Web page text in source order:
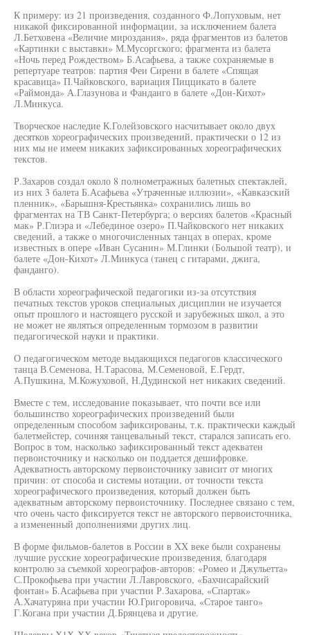
К примеру: из 21 произведения, созданного Ф.Лопуховым, нет
никакой фиксированной информации, за исключением балета
Л.Бетховена «Величие мироздания», ряда фрагментов из балетов
«Картинки с выставки» М.Мусоргского; фрагмента из балета
«Ночь перед Рождеством» Б.Асафьева, а также сохраняемые в
репертуаре театров: партия Феи Сирени в балете «Спящая
красавица» П.Чайковского, вариация Пиццикато в балете
«Раймонда» А.Глазунова и Фанданго в балете «Дон-Кихот»
Л.Минкуса.
Творческое наследие К.Голейзовского насчитывает около двух
десятков хореографических произведений, практически о 12 из
них мы не имеем никаких зафиксированных хореографических
текстов.
Р.Захаров создал около 8 полнометражных балетных спектаклей,
из них 3 балета Б.Асафьева «Утраченные иллюзии», «Кавказский
пленник», «Барышня-Крестьянка» сохранились лишь во
фрагментах на ТВ Санкт-Петербурга; о версиях балетов «Красный
мак» Р.Глиэра и «Лебединое озеро» П.Чайковского нет никаких
сведений, а также о многочисленных танцах в операх, кроме
известных в опере «Иван Сусанин» М.Глинки (Большой театр), и
балете «Дон-Кихот» Л.Минкуса (танец с гитарами, джига,
фанданго).
В области хореографической педагогики из-за отсутствия
печатных текстов уроков специальных дисциплин не изучается
опыт прошлого и настоящего русской и зарубежных школ, а это
не может не являться определенным тормозом в развитии
педагогической науки и практики.
О педагогическом методе выдающихся педагогов классического
танца В.Семенова, Н.Тарасова, М.Семеновой, Е.Гердт,
А.Пушкина, М.Кожуховой, Н.Дудинской нет никаких сведений.
Вместе с тем, исследование показывает, что почти все или
большинство хореографических произведений были
определенным способом зафиксированы, т.к. практически каждый
балетмейстер, сочиняя танцевальный текст, старался записать его.
Вопрос в том, насколько зафиксированный текст адекватен
первоисточнику и насколько он поддается дешифровке.
Адекватность авторскому первоисточнику зависит от многих
причин: от способа и системы нотации, от точности текста
хореографического произведения, который должен быть
адекватным авторскому первоисточнику. Последнее связано с тем,
что очень часто фиксируется текст не авторского первоисточника,
а измененный дополнениями других лиц.
В форме фильмов-балетов в России в XX веке были сохранены
лучшие русские хореографические произведения, благодаря
контролю за съемкой хореографов-авторов: «Ромео и Джульетта»
С.Прокофьева при участии Л.Лавровского, «Бахчисарайский
фонтан» Б.Асафьева при участии Р.Захарова, «Спартак»
А.Хачатуряна при участии Ю.Григоровича, «Старое танго»
Г.Когана при участии Д.Брянцева и другие.